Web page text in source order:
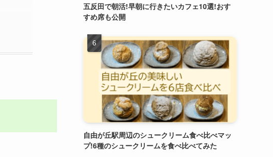
五反田で朝活!早朝に行きたいカフェ10選!おす
すめ席も公開
自由が丘駅周辺のシュークリーム食べ比べマッ
プ!6種のシュークリームを食べ比べてみた